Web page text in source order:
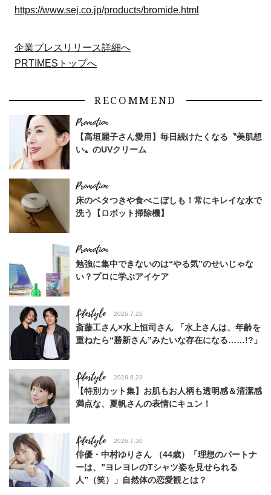
https://www.sej.co.jp/products/bromide.html
企業プレスリリース詳細へ
PRTIMESトップへ
RECOMMEND
【高垣麗子さん愛用】毎日続けたくなる〝美肌想
い〟のUVクリーム
床のベタつきや食べこぼしも！常にキレイな水で
洗う【ロボット掃除機】
勉強に集中できないのは“やる気”のせいじゃな
い？プロに学ぶアイケア
Lifestyle 2026.7.22
斎藤工さん×水上恒司さん 「水上さんは、年齢を
重ねたら“勝新さん”みたいな存在になる……!?」
Lifestyle 2026.6.23
【特別カット集】お肌もお人柄も透明感＆清潔感
満点な、夏帆さんの表情にキュン！
Lifestyle 2026.7.30
俳優・中村ゆりさん （44歳）「理想のパートナ
ーは、”ヨレヨレのTシャツ姿を見せられる
人”（笑）」自然体の恋愛観とは？